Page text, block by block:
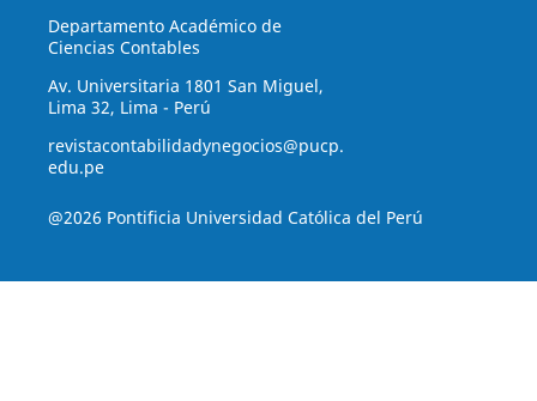
Departamento Académico de
Ciencias Contables
Av. Universitaria 1801 San Miguel,
Lima 32, Lima - Perú
revistacontabilidadynegocios@pucp.
edu.pe
@2026 Pontificia Universidad Católica del Perú